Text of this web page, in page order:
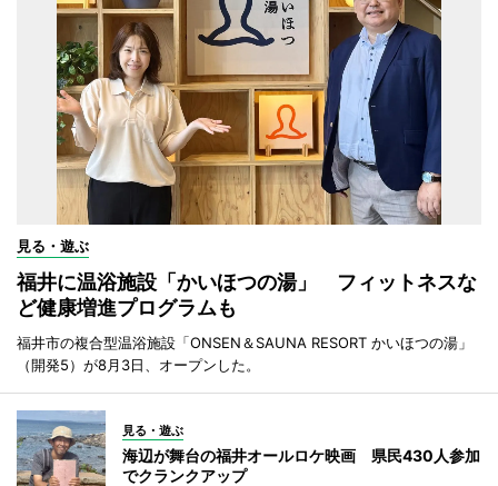
見る・遊ぶ
福井に温浴施設「かいほつの湯」 フィットネスな
ど健康増進プログラムも
福井市の複合型温浴施設「ONSEN＆SAUNA RESORT かいほつの湯」
（開発5）が8月3日、オープンした。
見る・遊ぶ
海辺が舞台の福井オールロケ映画 県民430人参加
でクランクアップ